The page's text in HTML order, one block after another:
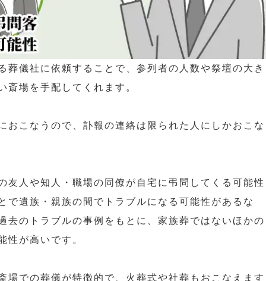
葬儀社に依頼することで、参列者の人数や祭壇の大き
斎場を手配してくれます。
おこなうので、訃報の連絡は限られた人にしかおこな
友人や知人・職場の同僚が自宅に弔問してくる可能性
で遺族・親族の間でトラブルになる可能性があるな
去のトラブルの事例をもとに、家族葬ではないほかの
性が高いです。
場での葬儀が特徴的で、火葬式や社葬もおこなえます